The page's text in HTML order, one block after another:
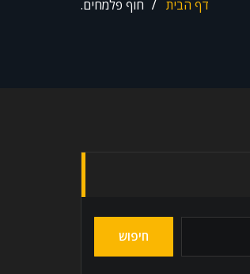
דף הבית חוף פלמחים.
חיפוש